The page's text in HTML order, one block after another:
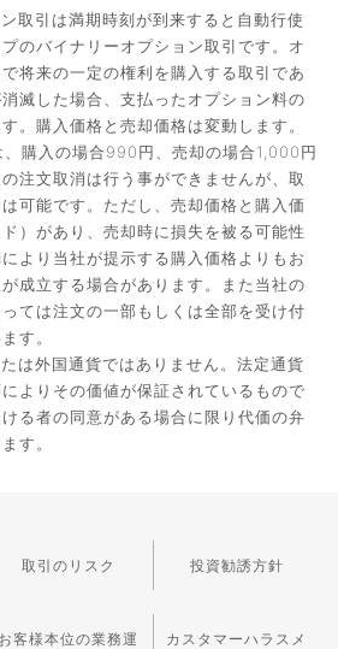
取引は満期時刻が到来すると自動行使
のバイナリーオプション取引です。オ
将来の一定の権利を購入する取引であ
滅した場合、支払ったオプション料の
。購入価格と売却価格は変動します。
購入の場合990円、売却の場合1,000円
注文取消は行う事ができませんが、取
可能です。ただし、売却価格と購入価
）があり、売却時に損失を被る可能性
より当社が提示する購入価格よりもお
成立する場合があります。また当社の
ては注文の一部もしくは全部を受け付
す。
は外国通貨ではありません。法定通貨
よりその価値が保証されているもので
る者の同意がある場合に限り代価の弁
す。
取引のリスク 投資勧誘方針
お客様本位の業務運
カスタマーハラスメ